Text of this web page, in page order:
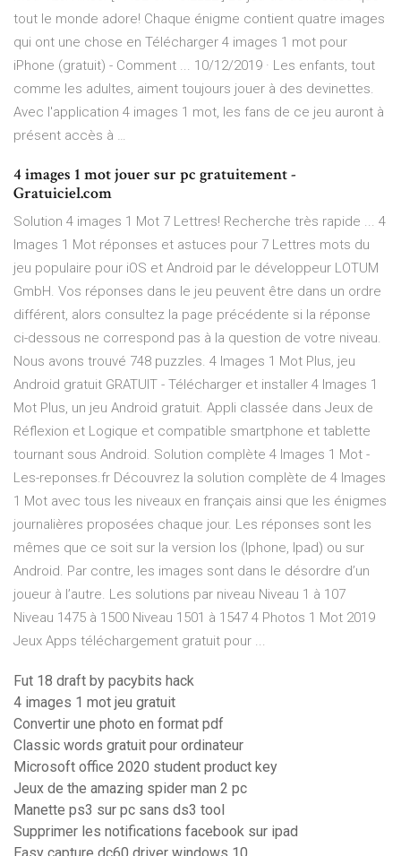
tout le monde adore! Chaque énigme contient quatre images
qui ont une chose en Télécharger 4 images 1 mot pour
iPhone (gratuit) - Comment ... 10/12/2019 · Les enfants, tout
comme les adultes, aiment toujours jouer à des devinettes.
Avec l'application 4 images 1 mot, les fans de ce jeu auront à
présent accès à …
4 images 1 mot jouer sur pc gratuitement -
Gratuiciel.com
Solution 4 images 1 Mot 7 Lettres! Recherche très rapide ... 4
Images 1 Mot réponses et astuces pour 7 Lettres mots du
jeu populaire pour iOS et Android par le développeur LOTUM
GmbH. Vos réponses dans le jeu peuvent être dans un ordre
différent, alors consultez la page précédente si la réponse
ci-dessous ne correspond pas à la question de votre niveau.
Nous avons trouvé 748 puzzles. 4 Images 1 Mot Plus, jeu
Android gratuit GRATUIT - Télécharger et installer 4 Images 1
Mot Plus, un jeu Android gratuit. Appli classée dans Jeux de
Réflexion et Logique et compatible smartphone et tablette
tournant sous Android. Solution complète 4 Images 1 Mot -
Les-reponses.fr Découvrez la solution complète de 4 Images
1 Mot avec tous les niveaux en français ainsi que les énigmes
journalières proposées chaque jour. Les réponses sont les
mêmes que ce soit sur la version Ios (Iphone, Ipad) ou sur
Android. Par contre, les images sont dans le désordre d’un
joueur à l’autre. Les solutions par niveau Niveau 1 à 107
Niveau 1475 à 1500 Niveau 1501 à 1547 4 Photos 1 Mot 2019
Jeux Apps téléchargement gratuit pour ...
Fut 18 draft by pacybits hack
4 images 1 mot jeu gratuit
Convertir une photo en format pdf
Classic words gratuit pour ordinateur
Microsoft office 2020 student product key
Jeux de the amazing spider man 2 pc
Manette ps3 sur pc sans ds3 tool
Supprimer les notifications facebook sur ipad